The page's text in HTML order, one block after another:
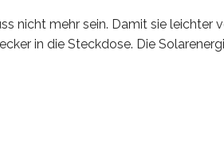
nicht mehr sein. Damit sie
in die Steckdose. Die